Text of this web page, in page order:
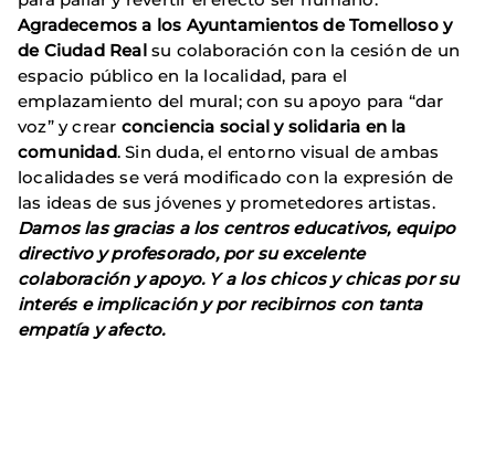
Agradecemos a los Ayuntamientos de Tomelloso y
de Ciudad Realsu colaboración con la cesión de un
espacio público en la localidad, para el
emplazamiento del mural; con su apoyo para “dar
voz” y crear conciencia social y solidaria en la
comunidad. Sin duda, el entorno visual de ambas
localidades se verá modificado con la expresión de
las ideas de sus jóvenes y prometedores artistas.
Damos las gracias a los centros educativos, equipo
directivo y profesorado, por su excelente
colaboración y apoyo. Y a los chicos y chicas por su
interés e implicación y por recibirnos con tanta
empatía y afecto.